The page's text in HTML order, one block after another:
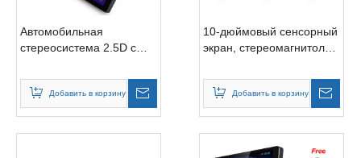
Автомобильная
стереосистема 2.5D с
Радио GPS-навигация
Добавить в корзину
10-дюймовый сенсорный
экран, стереомагнитола,
Добавить в корзину